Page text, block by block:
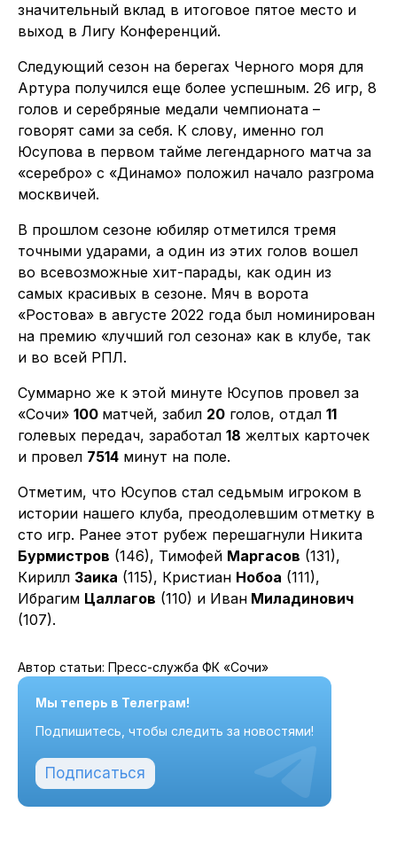
значительный вклад в итоговое пятое место и
выход в Лигу Конференций.
Следующий сезон на берегах Черного моря для
Артура получился еще более успешным. 26 игр, 8
голов и серебряные медали чемпионата –
говорят сами за себя. К слову, именно гол
Юсупова в первом тайме легендарного матча за
«серебро» с «Динамо» положил начало разгрома
москвичей.
В прошлом сезоне юбиляр отметился тремя
точными ударами, а один из этих голов вошел
во всевозможные хит-парады, как один из
самых красивых в сезоне. Мяч в ворота
«Ростова» в августе 2022 года был номинирован
на премию «лучший гол сезона» как в клубе, так
и во всей РПЛ.
Суммарно же к этой минуте Юсупов провел за
«Сочи» 100 матчей, забил 20 голов, отдал 11
голевых передач, заработал 18 желтых карточек
и провел 7514 минут на поле.
Отметим, что Юсупов стал седьмым игроком в
истории нашего клуба, преодолевшим отметку в
сто игр. Ранее этот рубеж перешагнули Никита
Бурмистров (146), Тимофей Маргасов (131),
Кирилл Заика (115), Кристиан Нобоа (111),
Ибрагим Цаллагов (110) и Иван Миладинович
(107).
Автор статьи: Пресс-служба ФК «Сочи»
Мы теперь в Телеграм!
Подпишитесь, чтобы следить за новостями!
Подписаться